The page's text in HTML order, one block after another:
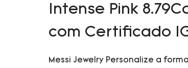
Intense Pink
com Certificado
Messi Jewelry Personalize a